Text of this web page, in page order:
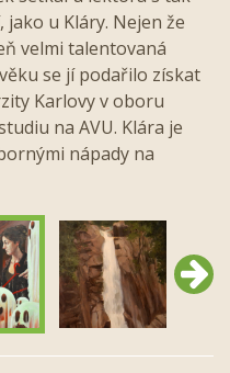
u Kláry. Nejen že
velmi talentovaná
se jí podařilo získat
Karlovy v oboru
na AVU. Klára je
nápady na
Další